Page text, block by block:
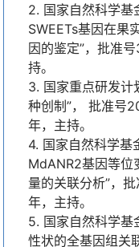
2. 国家自然科学基
SWEETs基因在果
因的鉴定”，批准
持。
3. 国家重点研发计
种创制”， 批准号
年，主持。
4. 国家自然科学基
MdANR2基因等位
量的关联分析”，
年，主持。
5. 国家自然科学基
性状的全基因组关